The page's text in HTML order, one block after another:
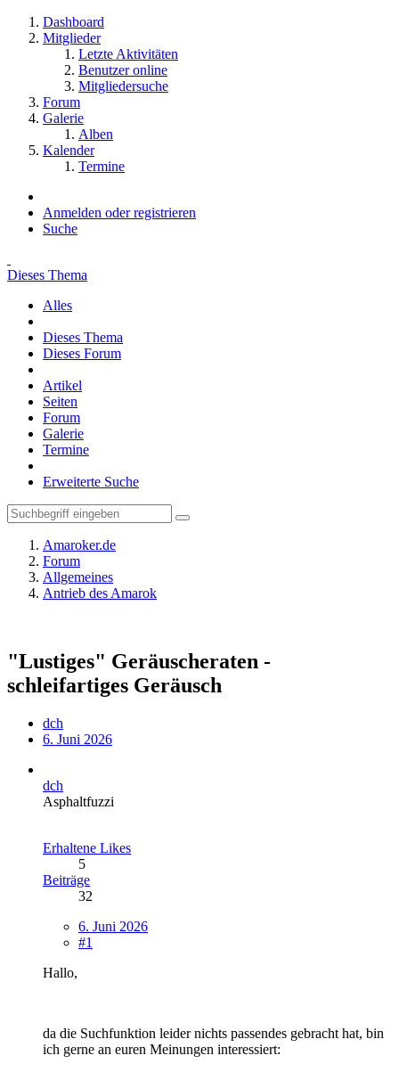
Dashboard
Mitglieder
Letzte Aktivitäten
Benutzer online
Mitgliedersuche
Forum
Galerie
Alben
Kalender
Termine
Anmelden oder registrieren
Suche
Dieses Thema
Alles
Dieses Thema
Dieses Forum
Artikel
Seiten
Forum
Galerie
Termine
Erweiterte Suche
Amaroker.de
Forum
Allgemeines
Antrieb des Amarok
"Lustiges" Geräuscheraten -
schleifartiges Geräusch
dch
6. Juni 2026
dch
Asphaltfuzzi
Erhaltene Likes
5
Beiträge
32
6. Juni 2026
#1
Hallo,
da die Suchfunktion leider nichts passendes gebracht hat, bin
ich gerne an euren Meinungen interessiert: